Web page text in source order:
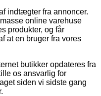
indtægter fra annoncer.
online varehuse
produkter, og får
at en bruger fra vores
butikker opdateres fra
os ansvarlig for
siden vi sidste gang